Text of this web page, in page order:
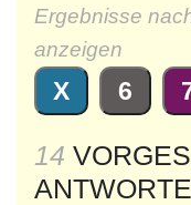
Ergebnisse
anzeigen
X 6
14